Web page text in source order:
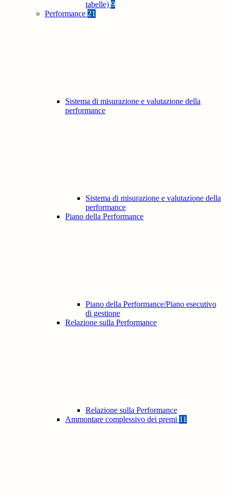
tabelle) 9
Performance 21
Sistema di misurazione e valutazione della
performance
Sistema di misurazione e valutazione della
performance
Piano della Performance
Piano della Performance/Piano esecutivo
di gestione
Relazione sulla Performance
Relazione sulla Performance
Ammontare complessivo dei premi 11